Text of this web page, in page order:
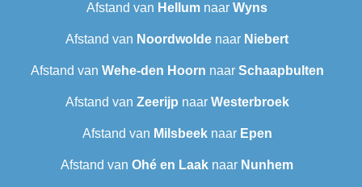
Afstand van Hellum naar Wyns
Afstand van Noordwolde naar Niebert
Afstand van Wehe-den Hoorn naar Schaapbulten
Afstand van Zeerijp naar Westerbroek
Afstand van Milsbeeknaar Epen
Afstand van Ohé en Laak naar Nunhem